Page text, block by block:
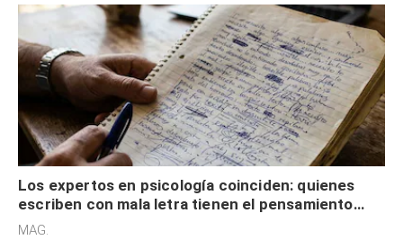
Los expertos en psicología coinciden: quienes
escriben con mala letra tienen el pensamiento
acelerado y no lo hacen por desinterés
MAG.